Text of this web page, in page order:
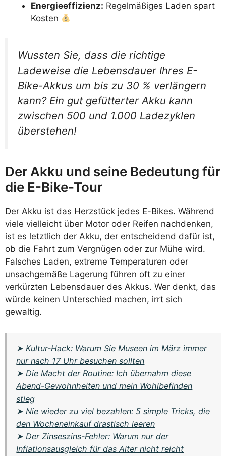
Energieeffizienz: Regelmäßiges Laden spart
Kosten
Wussten Sie, dass die richtige
Ladeweise die Lebensdauer Ihres E-
Bike-Akkus um bis zu 30 % verlängern
kann? Ein gut gefütterter Akku kann
zwischen 500 und 1.000 Ladezyklen
überstehen!
Der Akku und seine Bedeutung für
die E-Bike-Tour
Der Akku ist das Herzstück jedes E-Bikes. Während
viele vielleicht über Motor oder Reifen nachdenken,
ist es letztlich der Akku, der entscheidend dafür ist,
ob die Fahrt zum Vergnügen oder zur Mühe wird.
Falsches Laden, extreme Temperaturen oder
unsachgemäße Lagerung führen oft zu einer
verkürzten Lebensdauer des Akkus. Wer denkt, das
würde keinen Unterschied machen, irrt sich
gewaltig.
➤Kultur-Hack: Warum Sie Museen im März immer
nur nach 17 Uhr besuchen sollten
➤Die Macht der Routine: Ich übernahm diese
Abend-Gewohnheiten und mein Wohlbefinden
stieg
➤Nie wieder zu viel bezahlen: 5 simple Tricks, die
den Wocheneinkauf drastisch leeren
➤Der Zinseszins-Fehler: Warum nur der
Inflationsausgleich für das Alter nicht reicht